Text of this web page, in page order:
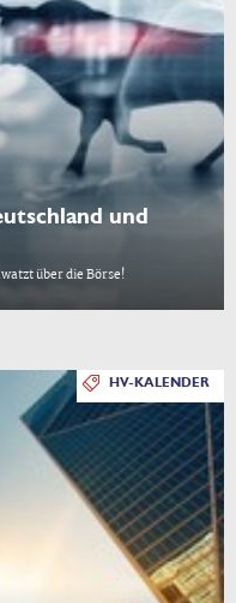
und
über die Börse!
HV-KALENDER